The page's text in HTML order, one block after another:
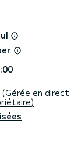
les conditions
via la
répondra à vos
(Gérée en direct